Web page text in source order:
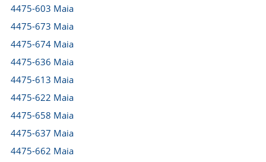
4475-603 Maia
4475-673 Maia
4475-674 Maia
4475-636 Maia
4475-613 Maia
4475-622 Maia
4475-658 Maia
4475-637 Maia
4475-662 Maia